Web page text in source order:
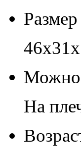
Можно
На